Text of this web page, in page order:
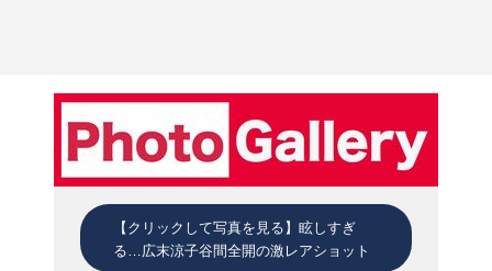
【クリックして写真を見る】眩しすぎ
る…広末涼子谷間全開の激レアショット